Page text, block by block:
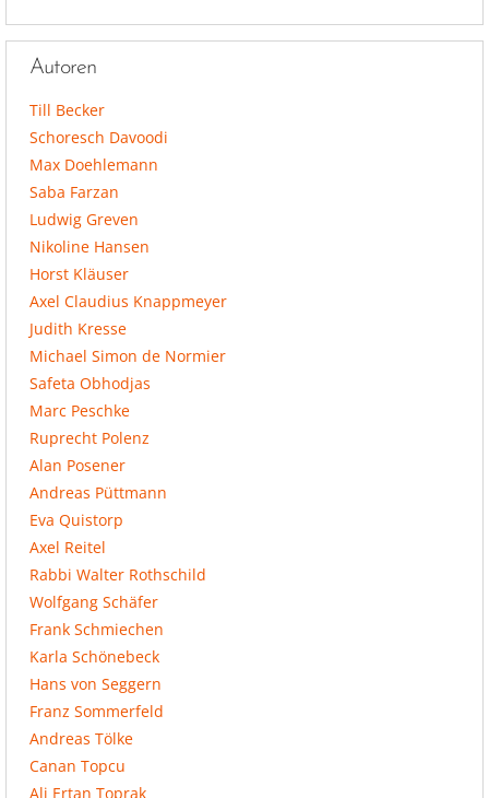
Autoren
Till Becker
Schoresch Davoodi
Max Doehlemann
Saba Farzan
Ludwig Greven
Nikoline Hansen
Horst Kläuser
Axel Claudius Knappmeyer
Judith Kresse
Michael Simon de Normier
Safeta Obhodjas
Marc Peschke
Ruprecht Polenz
Alan Posener
Andreas Püttmann
Eva Quistorp
Axel Reitel
Rabbi Walter Rothschild
Wolfgang Schäfer
Frank Schmiechen
Karla Schönebeck
Hans von Seggern
Franz Sommerfeld
Andreas Tölke
Canan Topcu
Ali Ertan Toprak